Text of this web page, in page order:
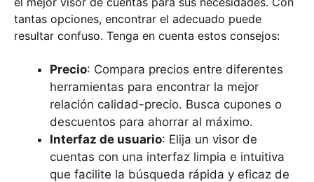
tantas opciones, encontrar el adecuado puede
resultar confuso. Tenga en cuenta estos consejos:
Precio: Compara precios entre diferentes
herramientas para encontrar la mejor
relación calidad-precio. Busca cupones o
descuentos para ahorrar al máximo.
Interfaz de usuario: Elija un visor de
cuentas con una interfaz limpia e intuitiva
que facilite la búsqueda rápida y eficaz de